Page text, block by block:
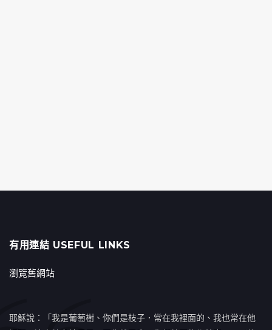
有用連結 USEFUL LINKS
瀏覽舊網站
耶穌說：「我是葡萄樹、你們是枝子．常在我裡面的、我也常在他